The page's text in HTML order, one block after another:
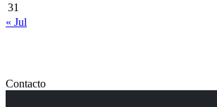
31
« Jul
Contacto